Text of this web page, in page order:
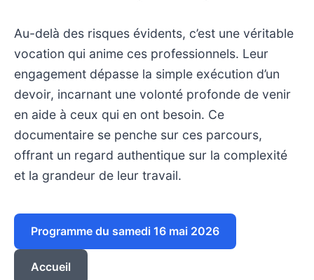
Au-delà des risques évidents, c’est une véritable
vocation qui anime ces professionnels. Leur
engagement dépasse la simple exécution d’un
devoir, incarnant une volonté profonde de venir
en aide à ceux qui en ont besoin. Ce
documentaire se penche sur ces parcours,
offrant un regard authentique sur la complexité
et la grandeur de leur travail.
Programme du samedi 16 mai 2026
Accueil